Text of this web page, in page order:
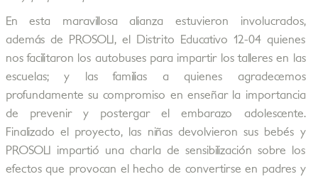
En esta maravillosa alianza estuvieron involucrados,
además de PROSOLI, el Distrito Educativo 12-04 quienes
nos facilitaron los autobuses para impartir los talleres en las
escuelas; y las familias a quienes agradecemos
profundamente su compromiso en enseñar la importancia
de prevenir y postergar el embarazo adolescente.
Finalizado el proyecto, las niñas devolvieron sus bebés y
PROSOLI impartió una charla de sensibilización sobre los
efectos que provocan el hecho de convertirse en padres y